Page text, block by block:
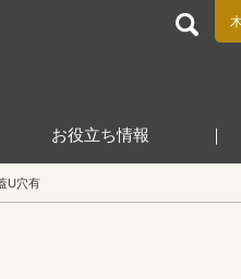
品の総合商社 木村容器株式会
お役立ち情報
U穴有